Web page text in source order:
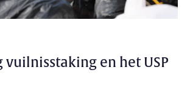
vuilnisstaking en het USP